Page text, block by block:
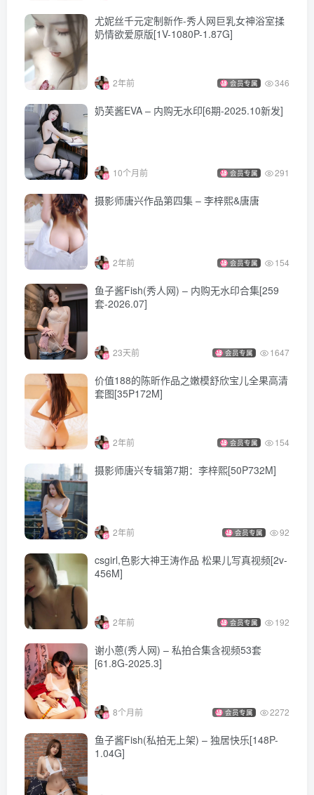
尤妮丝千元定制新作-秀人网巨乳女神浴室揉
奶情欲爱原版[1V-1080P-1.87G]
2年前 会员专属 346
奶芙酱EVA – 内购无水印[6期-2025.10新发]
10个月前 会员专属 291
摄影师唐兴作品第四集 – 李梓熙&唐唐
2年前 会员专属 154
鱼子酱Fish(秀人网) – 内购无水印合集[259
套-2026.07]
23天前 会员专属 1647
价值188的陈昕作品之嫩模舒欣宝儿全果高清
套图[35P172M]
2年前 会员专属 154
摄影师唐兴专辑第7期：李梓熙[50P732M]
2年前 会员专属 92
csgirl,色影大神王涛作品 松果儿写真视频[2v-
456M]
2年前 会员专属 192
谢小蒽(秀人网) – 私拍合集含视频53套
[61.8G-2025.3]
8个月前 会员专属 2272
鱼子酱Fish(私拍无上架) – 独居快乐[148P-
1.04G]